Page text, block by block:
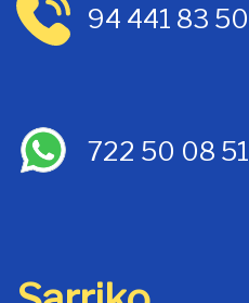
94 441 83 50
722 50 08 51